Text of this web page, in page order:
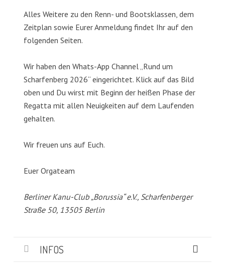
Alles Weitere zu den Renn- und Bootsklassen, dem
Zeitplan sowie Eurer Anmeldung findet Ihr auf den
folgenden Seiten.
Wir haben den Whats-App Channel „Rund um
Scharfenberg 2026“ eingerichtet. Klick auf das Bild
oben und Du wirst mit Beginn der heißen Phase der
Regatta mit allen Neuigkeiten auf dem Laufenden
gehalten.
Wir freuen uns auf Euch.
Euer Orgateam
Berliner Kanu-Club „Borussia“ e.V., Scharfenberger
Straße 50, 13505 Berlin
INFOS